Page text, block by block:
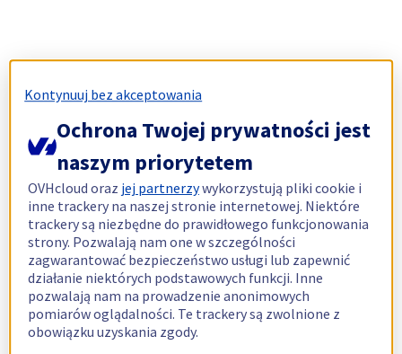
Kontynuuj bez akceptowania
Ochrona Twojej prywatności jest
naszym priorytetem
OVHcloud oraz jej partnerzywykorzystują pliki cookie i
inne trackery na naszej stronie internetowej. Niektóre
trackery są niezbędne do prawidłowego funkcjonowania
strony. Pozwalają nam one w szczególności
zagwarantować bezpieczeństwo usługi lub zapewnić
działanie niektórych podstawowych funkcji. Inne
pozwalają nam na prowadzenie anonimowych
pomiarów oglądalności. Te trackery są zwolnione z
obowiązku uzyskania zgody.